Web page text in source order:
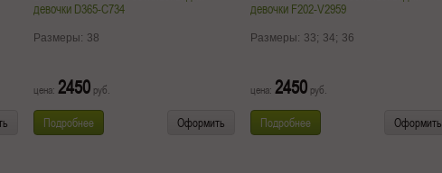
девочки D365-C734
Размеры: 38
цена: 2450 руб.
Подробнее Оформить
девочки F202-V2959
Размеры: 33; 34; 36
цена: 2450 руб.
Подробнее Оформить